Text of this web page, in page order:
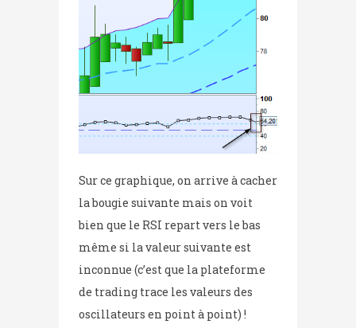
Sur ce graphique, on arrive à cacher
la bougie suivante mais on voit
bien que le RSI repart vers le bas
même si la valeur suivante est
inconnue (c’est que la plateforme
de trading trace les valeurs des
oscillateurs en point à point) !